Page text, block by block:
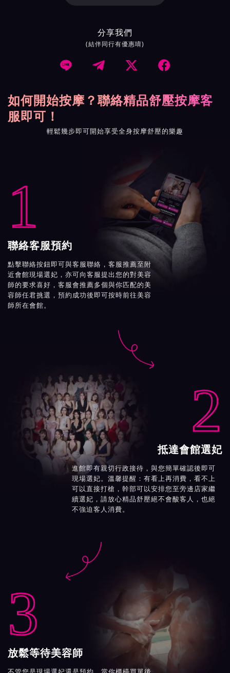
分享我們
(結伴同行有優惠唷)
   
如何開始按摩？聯絡精品舒壓按摩客
服即可！
輕鬆幾步即可開始享受全身按摩舒壓的樂趣
1
聯絡客服預約
點擊聯絡按鈕即可與客服聯絡，客服推薦至附
近會館現場選妃，亦可向客服提出您的對美容
師的要求喜好，客服會推薦多個與你匹配的美
容師任君挑選，預約成功後即可按時前往美容
師所在會館。

2
抵達會館選妃
進館即有親切行政接待，與您簡單確認後即可
現場選妃。溫馨提醒：有看上再消費，看不上
可以直接打槍，幹部可以安排您至旁邊店家繼
續選妃，請放心精品舒壓絕不會酸客人，也絕
不強迫客人消費。

3
放鬆等待美容師